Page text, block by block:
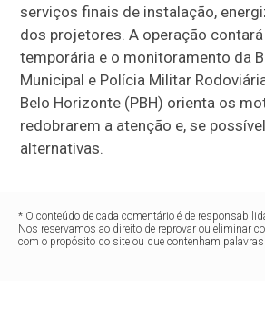
serviços finais de instalação,
dos projetores. A operação
temporária e o monitoramento da
Municipal e Polícia Militar
Belo Horizonte (PBH) orienta os
redobrarem a atenção e, se
alternativas.
* O conteúdo de cada comentário é de
Nos reservamos ao direito de reprovar ou eliminar
com o propósito do site ou que contenham